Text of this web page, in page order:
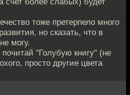
тоже претерпело много
но сказать, что в
могу.
"Голубую книгу" (не
просто другие цвета